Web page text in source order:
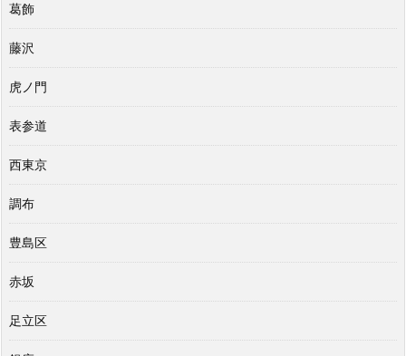
葛飾
藤沢
虎ノ門
表参道
西東京
調布
豊島区
赤坂
足立区